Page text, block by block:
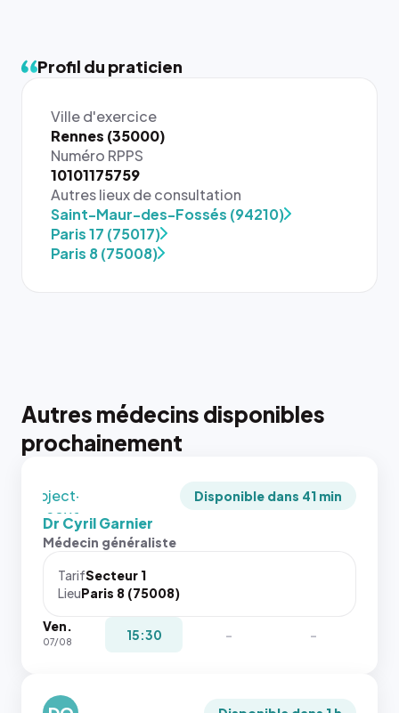
Profil du praticien
Ville d'exercice
Rennes (35000)
Numéro RPPS
10101175759
Autres lieux de consultation
Saint-Maur-des-Fossés (94210)
Paris 17 (75017)
Paris 8 (75008)
Autres médecins disponibles
prochainement
{# 40×40
: la taille
rendue par
`.profile-
puisque la
photo est
recadrée
`object-
fit: cover`.
Sans ces
navigateur
pas la
place, et
les trois
Disponible dans 41 min
Dr Cyril Garnier
Médecin généraliste
TarifSecteur 1
LieuParis 8 (75008)
Ven.
07/08 15:30 - -
{# 40×40
`.profile-